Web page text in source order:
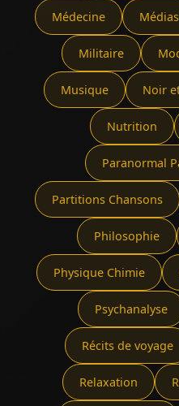
Médecine
Militaire
Musique Noir
Nutrition
Paranormal
Partitions Chansons
Philosophie
Physique Chimie
Psychanalyse
Récits de voyage
Relaxation